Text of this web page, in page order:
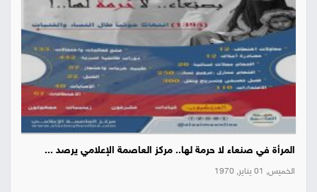
المرأة في صنعاء لا حرمة لها.. مركز العاصمة الإعلامي يرصد ...
الخميس, 01 يناير, 1970